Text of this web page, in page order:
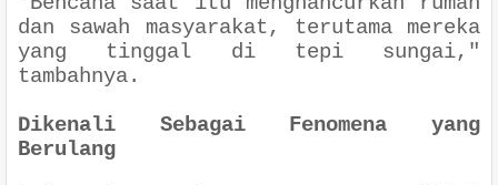
dan sawah masyarakat, terutama mereka
yang tinggal di tepi sungai,"
tambahnya.
Dikenali Sebagai Fenomena yang
Berulang